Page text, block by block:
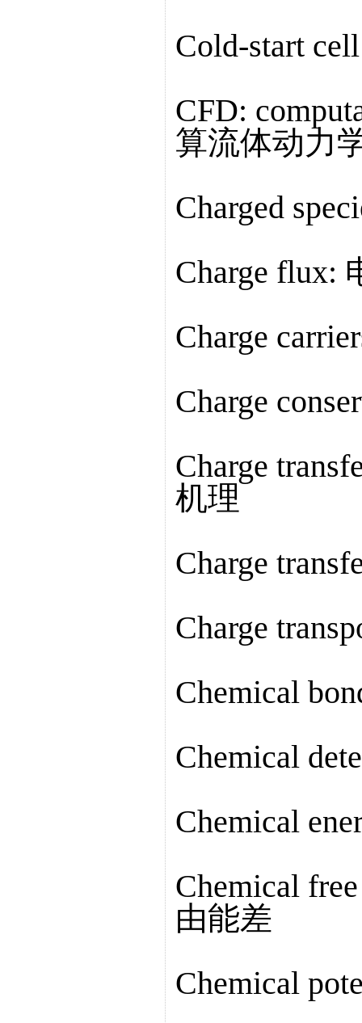
Cold-start
CFD:
算流体动力
Charged
Charge flux:
Charge
Charge
Charge
机理
Charge
Charge
Chemical
Chemical
Chemical
Chemical
由能差
Chemical